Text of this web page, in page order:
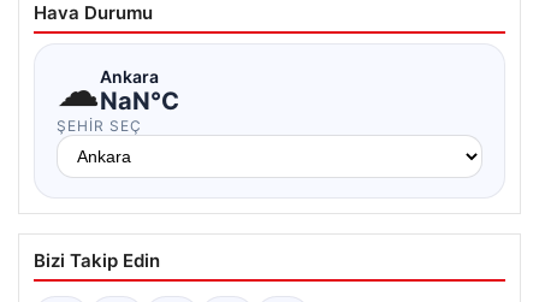
Hava Durumu
☁Ankara
NaN°C
ŞEHIR SEÇ
Bizi Takip Edin